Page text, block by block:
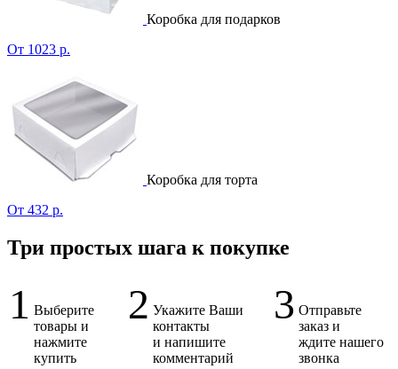
Коробка для подарков
От 1023 р.
Коробка для торта
От 432 р.
Три простых шага к покупке
1
Выберите
товары и
нажмите
купить
2 Укажите Ваши
контакты
и напишите
комментарий
3 Отправьте
заказ и
ждите нашего
звонка